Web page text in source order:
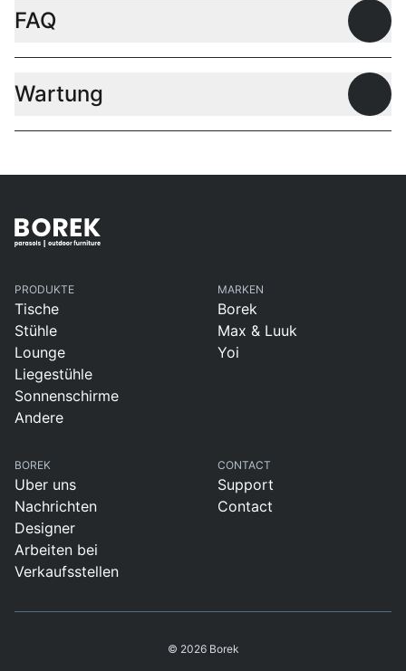
FAQ
Wartung
PRODUKTE
Tische
Stühle
Lounge
Liegestühle
Sonnenschirme
Andere
MARKEN
Borek
Max & Luuk
Yoi
BOREK
Uber uns
Nachrichten
Designer
Arbeiten bei
Verkaufsstellen
CONTACT
Support
Contact
© 2026 Borek